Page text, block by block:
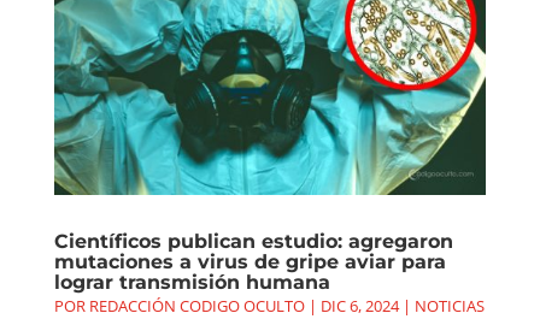
Científicos publican estudio: agregaron
mutaciones a virus de gripe aviar para
lograr transmisión humana
POR REDACCIÓN CODIGO OCULTO| DIC 6, 2024| NOTICIAS